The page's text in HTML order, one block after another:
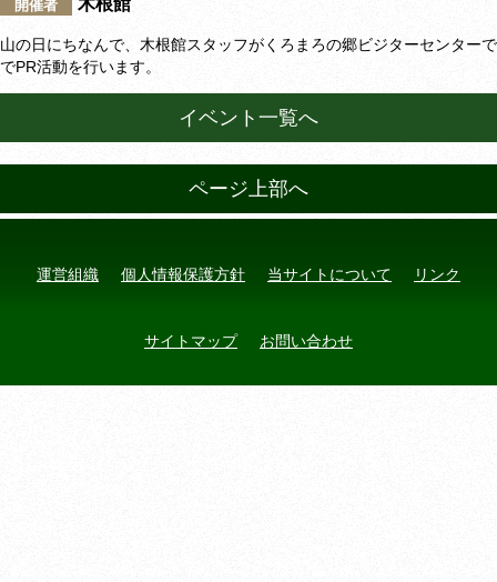
開催者
木根館
山の日にちなんで、木根館スタッフがくろまろの郷ビジターセンターで
でPR活動を行います。
イベント一覧へ
ページ上部へ
運営組織 個人情報保護方針 当サイトについて リンク
サイトマップ お問い合わせ